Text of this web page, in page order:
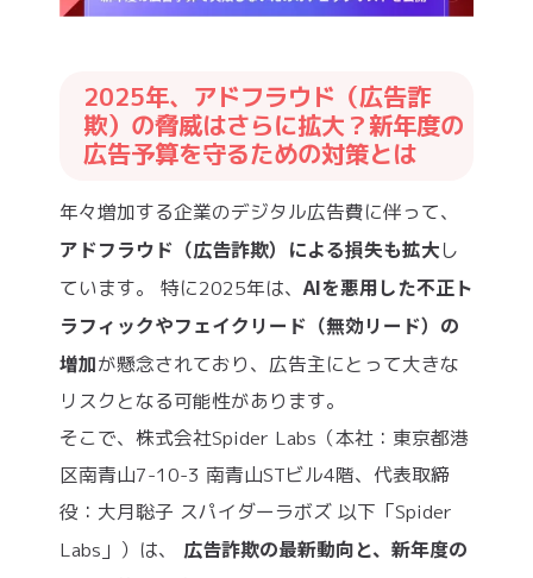
2025年、アドフラウド（広告詐
欺）の脅威はさらに拡大？新年度の
広告予算を守るための対策とは
年々増加する企業のデジタル広告費に伴って、
アドフラウド（広告詐欺）による損失も拡大し
ています。 特に2025年は、AIを悪用した不正ト
ラフィックやフェイクリード（無効リード）の
増加が懸念されており、広告主にとって大きな
リスクとなる可能性があります。
そこで、株式会社Spider Labs（本社：東京都港
区南⻘山7-10-3 南⻘山STビル4階、代表取締
役：大月聡子 スパイダーラボズ 以下「Spider
Labs」）は、 広告詐欺の最新動向と、新年度の